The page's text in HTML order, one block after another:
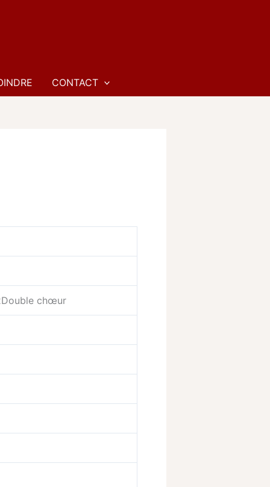
CONTACT
chœur